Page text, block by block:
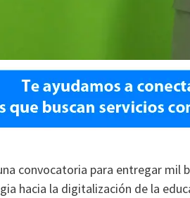
convocatoria para entregar mil
hacia la digitalización de la